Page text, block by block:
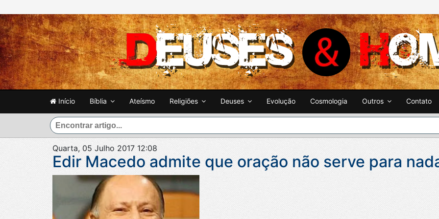
Início Bíblia Ateísmo Religiões Deuses Evolução Cosmologia Outros Contato
Quarta, 05 Julho 2017 12:08
Edir Macedo admite que oração não serve para